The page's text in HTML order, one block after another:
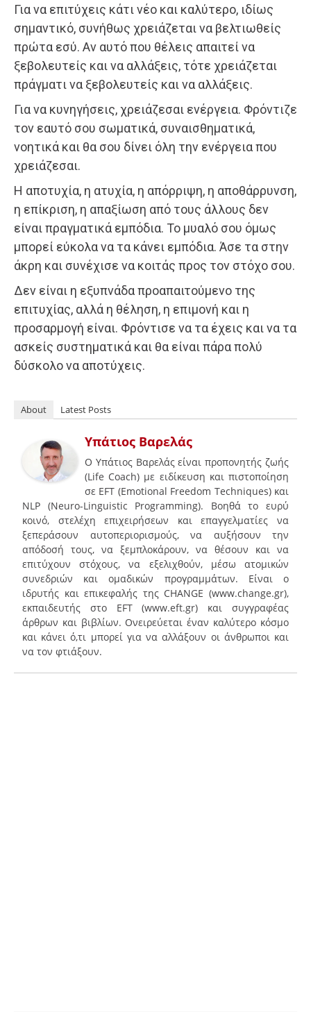
Για να επιτύχεις κάτι νέο και καλύτερο, ιδίως
σημαντικό, συνήθως χρειάζεται να βελτιωθείς
πρώτα εσύ. Αν αυτό που θέλεις απαιτεί να
ξεβολευτείς και να αλλάξεις, τότε χρειάζεται
πράγματι να ξεβολευτείς και να αλλάξεις.
Για να κυνηγήσεις, χρειάζεσαι ενέργεια. Φρόντιζε
τον εαυτό σου σωματικά, συναισθηματικά,
νοητικά και θα σου δίνει όλη την ενέργεια που
χρειάζεσαι.
Η αποτυχία, η ατυχία, η απόρριψη, η αποθάρρυνση,
η επίκριση, η απαξίωση από τους άλλους δεν
είναι πραγματικά εμπόδια. Το μυαλό σου όμως
μπορεί εύκολα να τα κάνει εμπόδια. Άσε τα στην
άκρη και συνέχισε να κοιτάς προς τον στόχο σου.
Δεν είναι η εξυπνάδα προαπαιτούμενο της
επιτυχίας, αλλά η θέληση, η επιμονή και η
προσαρμογή είναι. Φρόντισε να τα έχεις και να τα
ασκείς συστηματικά και θα είναι πάρα πολύ
δύσκολο να αποτύχεις.
About Latest Posts
Υπάτιος Βαρελάς
Ο Υπάτιος Βαρελάς είναι προπονητής ζωής
(Life Coach) με ειδίκευση και πιστοποίηση
σε EFT (Emotional Freedom Techniques) και
NLP (Neuro-Linguistic Programming). Βοηθά το ευρύ
κοινό, στελέχη επιχειρήσεων και επαγγελματίες να
ξεπεράσουν αυτοπεριορισμούς, να αυξήσουν την
απόδοσή τους, να ξεμπλοκάρουν, να θέσουν και να
επιτύχουν στόχους, να εξελιχθούν, μέσω ατομικών
συνεδριών και ομαδικών προγραμμάτων. Είναι ο
ιδρυτής και επικεφαλής της CHANGE (www.change.gr),
εκπαιδευτής στο EFT (www.eft.gr) και συγγραφέας
άρθρων και βιβλίων. Ονειρεύεται έναν καλύτερο κόσμο
και κάνει ό,τι μπορεί για να αλλάξουν οι άνθρωποι και
να τον φτιάξουν.